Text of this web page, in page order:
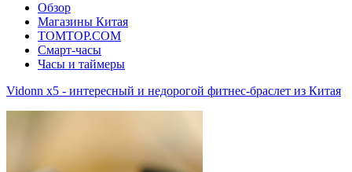
Обзор
Магазины Китая
TOMTOP.COM
Смарт-часы
Часы и таймеры
Vidonn x5 - интересный и недорогой фитнес-браслет из Китая